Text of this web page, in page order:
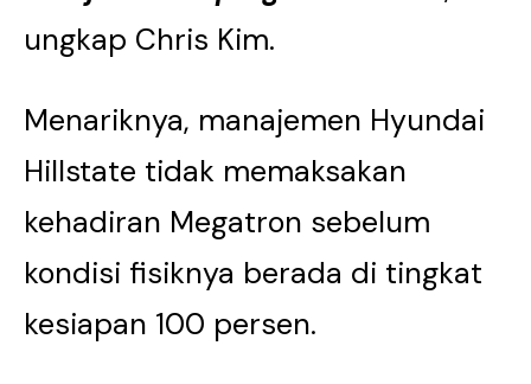
ungkap Chris Kim.
Menariknya, manajemen Hyundai
Hillstate tidak memaksakan
kehadiran Megatron sebelum
kondisi fisiknya berada di tingkat
kesiapan 100 persen.